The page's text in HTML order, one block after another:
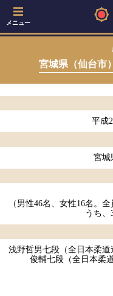
メニュー
宮城県（仙台市
平成
宮城
（男性46名、女性16名。
うち、
浅野哲男七段（全日本柔
俊輔七段（全日本柔